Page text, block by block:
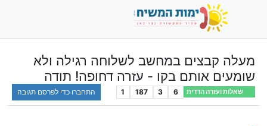
מעלה קבצים במחשב לשלוחה רגילה ולא
שומעים אותם בקו - עזרה דחופה! תודה
שאלות ועזרה הדדית 6
3
187
1 התחברו כדי לפרסם תגובה